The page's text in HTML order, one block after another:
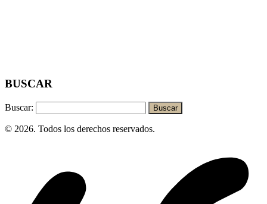
BUSCAR
Buscar:
© 2026. Todos los derechos reservados.